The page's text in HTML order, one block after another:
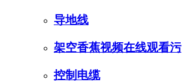
导地线
架空香蕉视频在线观看污
控制电缆